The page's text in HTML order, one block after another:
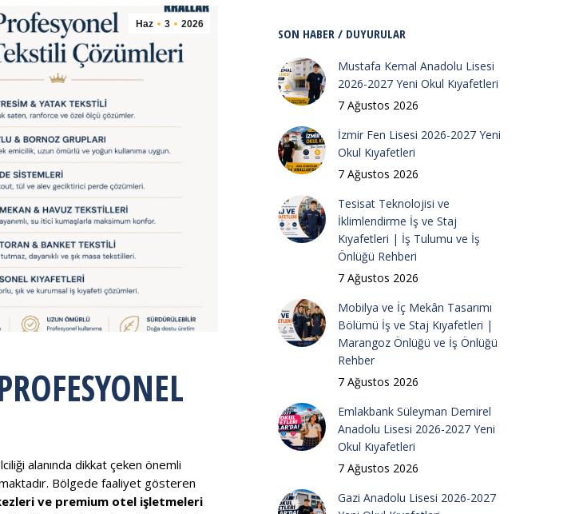
Haz 3 2026
alanında dikkat çeken önemli
Bölgede faaliyet gösteren
ve premium otel işletmeleri
SON HABER / DUYURULAR
Mustafa Kemal Anadolu Lisesi
2026-2027 Yeni Okul Kıyafetleri
7 Ağustos 2026
İzmir Fen Lisesi 2026-2027 Yeni
Okul Kıyafetleri
7 Ağustos 2026
Tesisat Teknolojisi ve
İklimlendirme İş ve Staj
Kıyafetleri | İş Tulumu ve İş
Önlüğü Rehberi
7 Ağustos 2026
Mobilya ve İç Mekân Tasarımı
Bölümü İş ve Staj Kıyafetleri |
Marangoz Önlüğü ve İş Önlüğü
Rehber
7 Ağustos 2026
Emlakbank Süleyman Demirel
Anadolu Lisesi 2026-2027 Yeni
Okul Kıyafetleri
7 Ağustos 2026
Gazi Anadolu Lisesi 2026-2027